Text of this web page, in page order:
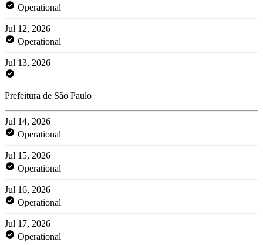
Operational
Jul 12, 2026
Operational
Jul 13, 2026
Prefeitura de São Paulo
Jul 14, 2026
Operational
Jul 15, 2026
Operational
Jul 16, 2026
Operational
Jul 17, 2026
Operational